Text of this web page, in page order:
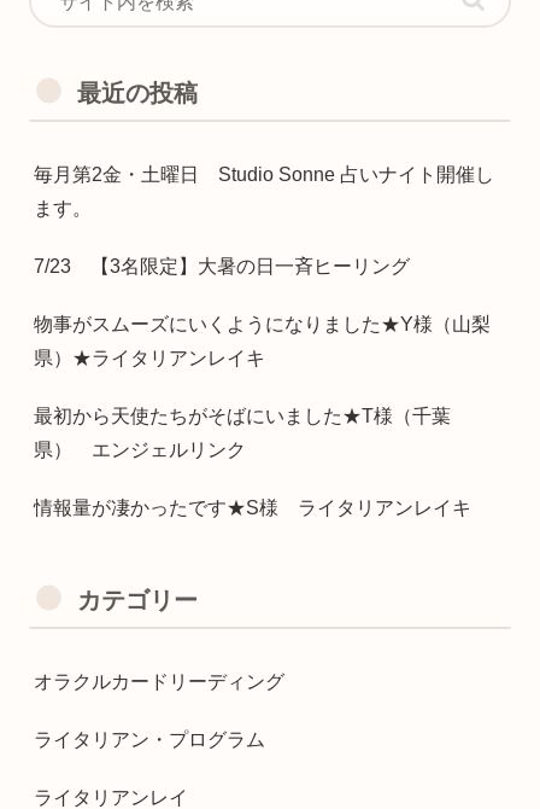
最近の投稿
毎月第2金・土曜日 Studio Sonne 占いナイト開催し
ます。
7/23 【3名限定】大暑の日一斉ヒーリング
物事がスムーズにいくようになりました★Y様（山梨
県）★ライタリアンレイキ
最初から天使たちがそばにいました★T様（千葉
県） エンジェルリンク
情報量が凄かったです★S様 ライタリアンレイキ
カテゴリー
オラクルカードリーディング
ライタリアン・プログラム
ライタリアンレイ